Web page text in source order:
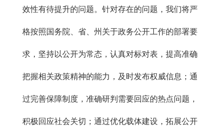
效性有待提升的问题。针对存在的问题，我们将严
格按照国务院、省、州关于政务公开工作的部署要
求，坚持以公开为常态，认真对标对表，提高准确
把握相关政策精神的能力，及时发布权威信息；通
过完善保障制度，准确研判需要回应的热点问题，
积极回应社会关切；通过优化载体建设，拓展公开